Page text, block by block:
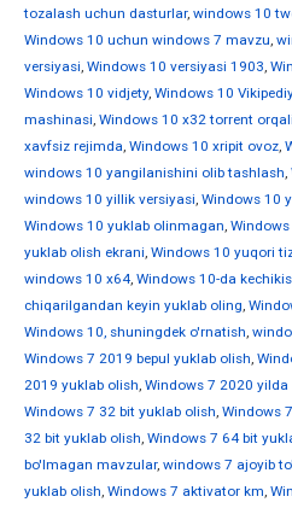
tozalash uchun dasturlar, windows 10
Windows 10 uchun windows 7 mavzu,
versiyasi, Windows 10 versiyasi 1903,
Windows 10 vidjety, Windows 10
mashinasi, Windows 10 x32 torrent
xavfsiz rejimda, Windows 10 xripit ovoz,
windows 10 yangilanishini olib tashlash,
windows 10 yillik versiyasi, Windows 10
Windows 10 yuklab olinmagan,
yuklab olish ekrani, Windows 10 yuqori
windows 10 х64, Windows 10-da
chiqarilgandan keyin yuklab oling,
Windows 10, shuningdek o'rnatish,
Windows 7 2019 bepul yuklab olish,
2019 yuklab olish, Windows 7 2020
Windows 7 32 bit yuklab olish, Windows
32 bit yuklab olish, Windows 7 64 bit
bo'lmagan mavzular, windows 7 ajoyib
yuklab olish, Windows 7 aktivator km,